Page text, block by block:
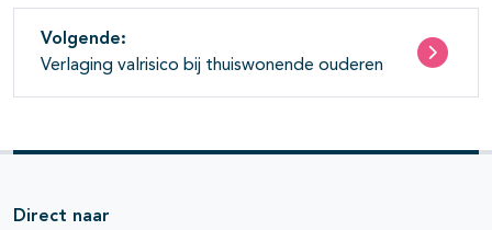
Volgende:
Verlaging valrisico bij thuiswonende ouderen
Direct naar